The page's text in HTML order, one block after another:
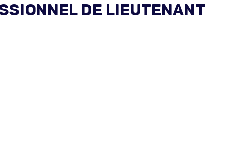
DE LIEUTENANT